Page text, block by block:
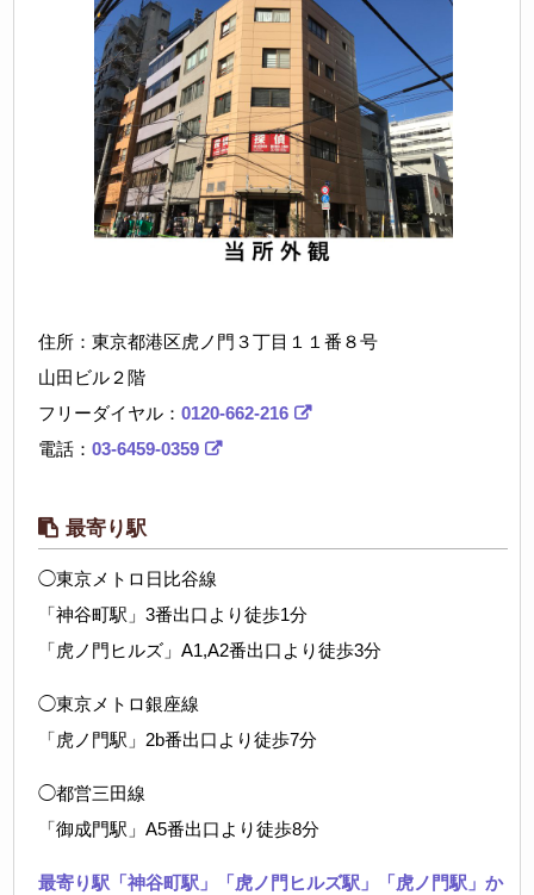
住所：東京都港区虎ノ門３丁目１１番８号
山田ビル２階
フリーダイヤル：0120-662-216
電話：03-6459-0359
最寄り駅
◯東京メトロ日比谷線
「神谷町駅」3番出口より徒歩1分
「虎ノ門ヒルズ」A1,A2番出口より徒歩3分
◯東京メトロ銀座線
「虎ノ門駅」2b番出口より徒歩7分
◯都営三田線
「御成門駅」A5番出口より徒歩8分
最寄り駅「神谷町駅」「虎ノ門ヒルズ駅」「虎ノ門駅」か